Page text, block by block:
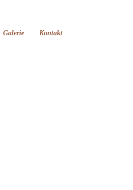
Galerie Kontakt